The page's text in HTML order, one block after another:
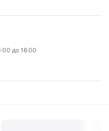
до 18:00